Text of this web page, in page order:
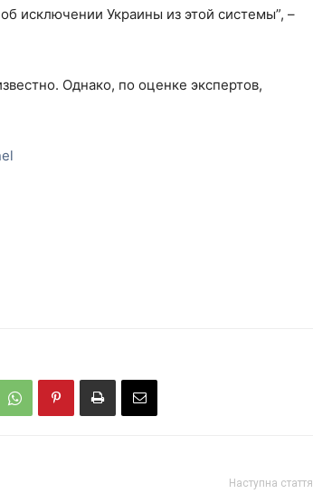
исключении Украины из этой системы”, –
Однако, по оценке экспертов,
Наступна стаття